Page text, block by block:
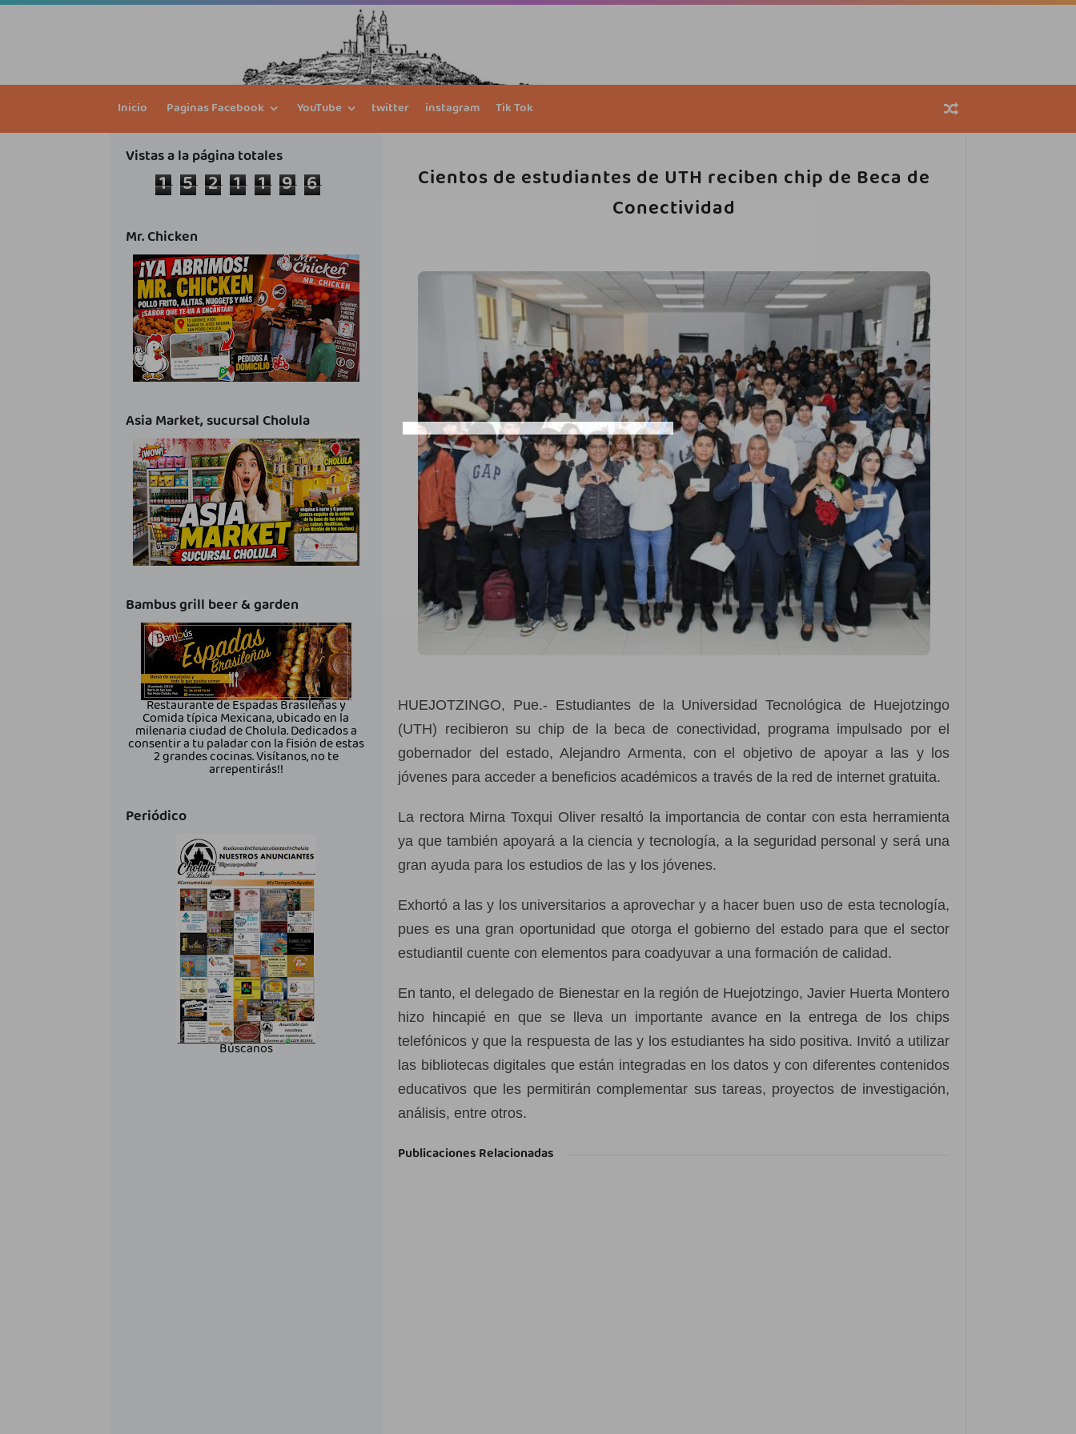
Inicio Paginas Facebook YouTube twitter instagram Tik Tok
Cientos de estudiantes de UTH reciben chip de Beca de
Conectividad
HUEJOTZINGO, Pue.- Estudiantes de la Universidad Tecnológica de Huejotzingo
(UTH) recibieron su chip de la beca de conectividad, programa impulsado por el
gobernador del estado, Alejandro Armenta, con el objetivo de apoyar a las y los
jóvenes para acceder a beneficios académicos a través de la red de internet gratuita.
La rectora Mirna Toxqui Oliver resaltó la importancia de contar con esta herramienta
ya que también apoyará a la ciencia y tecnología, a la seguridad personal y será una
gran ayuda para los estudios de las y los jóvenes.
Exhortó a las y los universitarios a aprovechar y a hacer buen uso de esta tecnología,
pues es una gran oportunidad que otorga el gobierno del estado para que el sector
estudiantil cuente con elementos para coadyuvar a una formación de calidad.
En tanto, el delegado de Bienestar en la región de Huejotzingo, Javier Huerta Montero
hizo hincapié en que se lleva un importante avance en la entrega de los chips
telefónicos y que la respuesta de las y los estudiantes ha sido positiva. Invitó a utilizar
las bibliotecas digitales que están integradas en los datos y con diferentes contenidos
educativos que les permitirán complementar sus tareas, proyectos de investigación,
análisis, entre otros.
Publicaciones Relacionadas
Vistas a la página totales
1 5 2 1 1 9 6
Mr. Chicken
Asia Market, sucursal Cholula
Bambus grill beer & garden
Restaurante de Espadas Brasileñas y
Comida típica Mexicana, ubicado en la
milenaria ciudad de Cholula. Dedicados a
consentir a tu paladar con la fisión de estas
2 grandes cocinas. Visítanos, no te
arrepentirás!!
Periódico
Búscanos